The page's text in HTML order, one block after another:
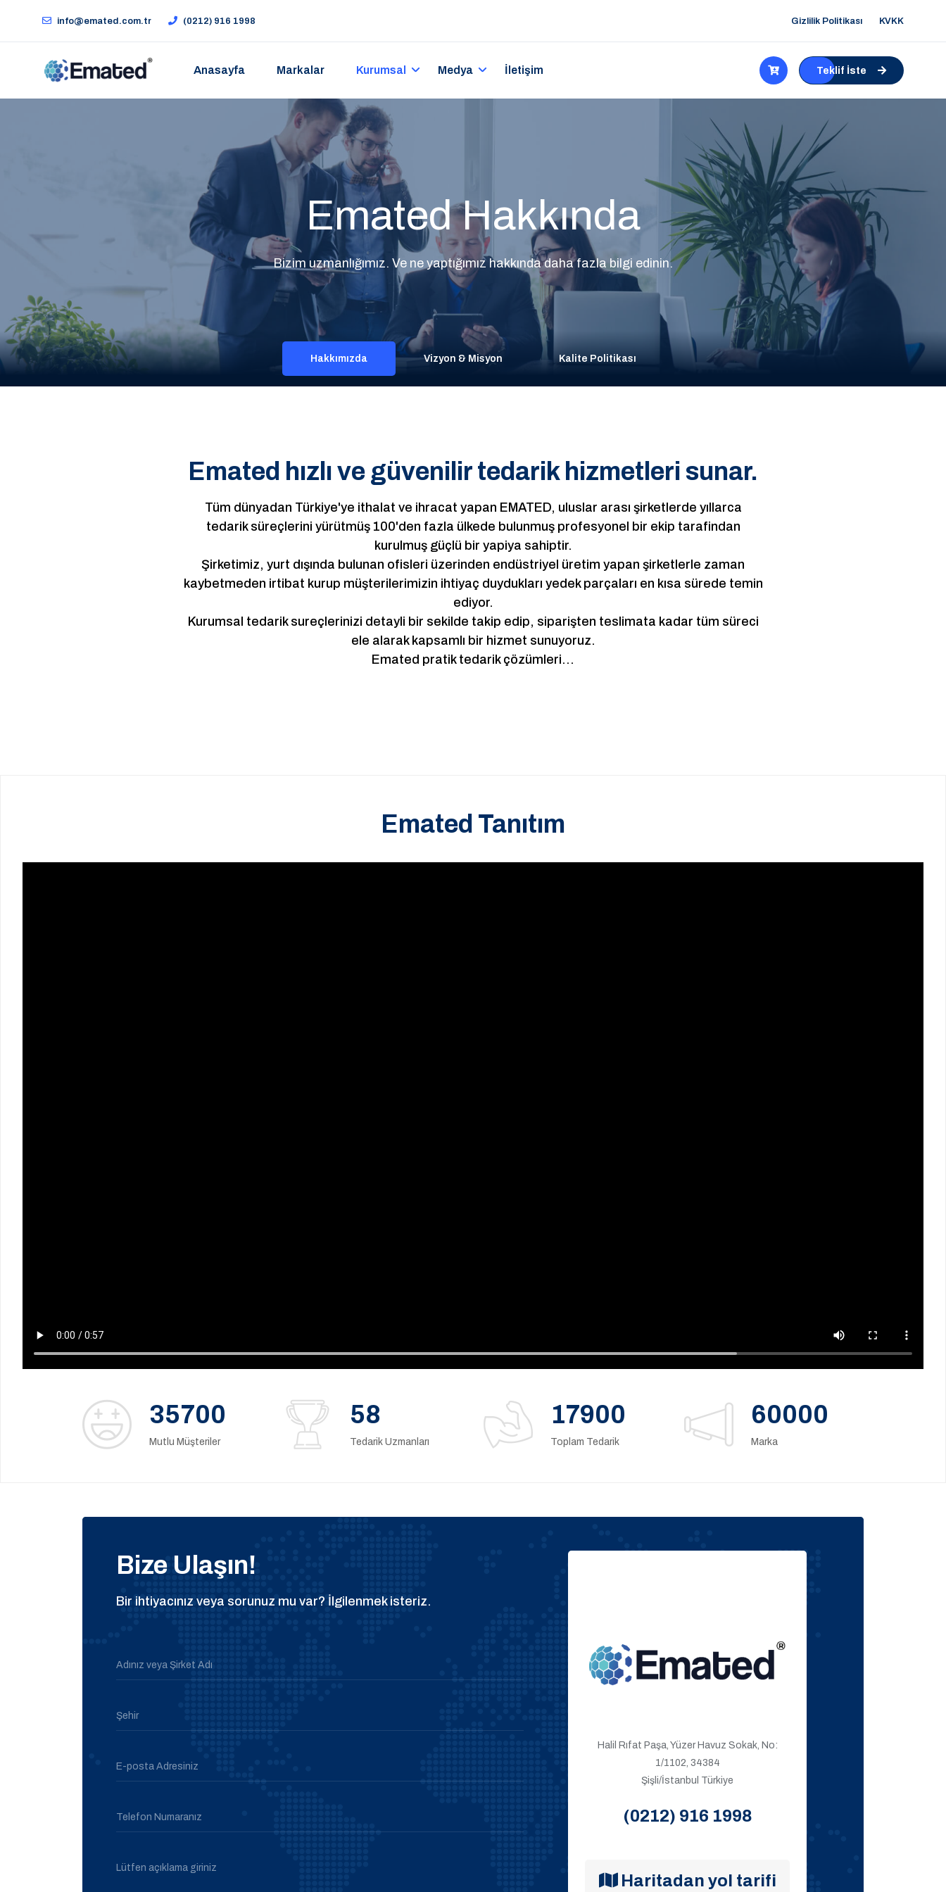
info@emated.com.tr (0212) 916 1998 Gizlilik Politikası KVKK
Anasayfa Markalar Kurumsal Medya İletişim Teklif İste
Emated Hakkında
Bizim uzmanlığımız. Ve ne yaptığımız hakkında daha fazla bilgi edinin.
Hakkımızda Vizyon & Misyon Kalite Politikası
Emated hızlı ve güvenilir tedarik hizmetleri sunar.
Tüm dünyadan Türkiye'ye ithalat ve ihracat yapan EMATED, uluslar arası şirketlerde yıllarca
tedarik süreçlerini yürütmüş 100'den fazla ülkede bulunmuş profesyonel bir ekip tarafindan
kurulmuş güçlü bir yapiya sahiptir.
Şirketimiz, yurt dışında bulunan ofisleri üzerinden endüstriyel üretim yapan şirketlerle zaman
kaybetmeden irtibat kurup müşterilerimizin ihtiyaç duydukları yedek parçaları en kısa sürede temin
ediyor.
Kurumsal tedarik sureçlerinizi detayli bir sekilde takip edip, siparişten teslimata kadar tüm süreci
ele alarak kapsamlı bir hizmet sunuyoruz.
Emated pratik tedarik çözümleri…
Emated Tanıtım
35700
Mutlu Müşteriler
58
Tedarik Uzmanları
17900
Toplam Tedarik
60000
Marka
Bize Ulaşın!
Bir ihtiyacınız veya sorunuz mu var? İlgilenmek isteriz.
Adınız veya Şirket Adı
Şehir
E-posta Adresiniz
Telefon Numaranız
Lütfen açıklama giriniz
Halil Rıfat Paşa, Yüzer Havuz Sokak, No:
1/1102, 34384
Şişli/İstanbul Türkiye
(0212) 916 1998
Haritadan yol tarifi